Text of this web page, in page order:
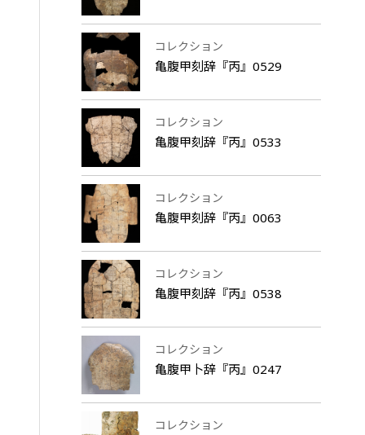
コレクション
亀腹甲刻辞『丙』0529
コレクション
亀腹甲刻辞『丙』0533
コレクション
亀腹甲刻辞『丙』0063
コレクション
亀腹甲刻辞『丙』0538
コレクション
亀腹甲卜辞『丙』0247
コレクション